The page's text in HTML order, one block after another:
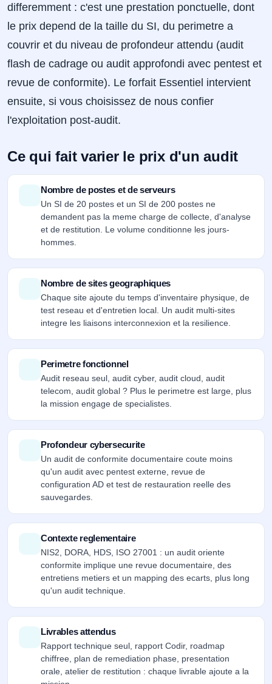
differemment : c'est une prestation ponctuelle, dont
le prix depend de la taille du SI, du perimetre a
couvrir et du niveau de profondeur attendu (audit
flash de cadrage ou audit approfondi avec pentest et
revue de conformite). Le forfait Essentiel intervient
ensuite, si vous choisissez de nous confier
l'exploitation post-audit.
Ce qui fait varier le prix d'un audit
Nombre de postes et de serveurs
Un SI de 20 postes et un SI de 200 postes ne
demandent pas la meme charge de collecte, d'analyse
et de restitution. Le volume conditionne les jours-
hommes.
Nombre de sites geographiques
Chaque site ajoute du temps d'inventaire physique, de
test reseau et d'entretien local. Un audit multi-sites
integre les liaisons interconnexion et la resilience.
Perimetre fonctionnel
Audit reseau seul, audit cyber, audit cloud, audit
telecom, audit global ? Plus le perimetre est large, plus
la mission engage de specialistes.
Profondeur cybersecurite
Un audit de conformite documentaire coute moins
qu'un audit avec pentest externe, revue de
configuration AD et test de restauration reelle des
sauvegardes.
Contexte reglementaire
NIS2, DORA, HDS, ISO 27001 : un audit oriente
conformite implique une revue documentaire, des
entretiens metiers et un mapping des ecarts, plus long
qu'un audit technique.
Livrables attendus
Rapport technique seul, rapport Codir, roadmap
chiffree, plan de remediation phase, presentation
orale, atelier de restitution : chaque livrable ajoute a la